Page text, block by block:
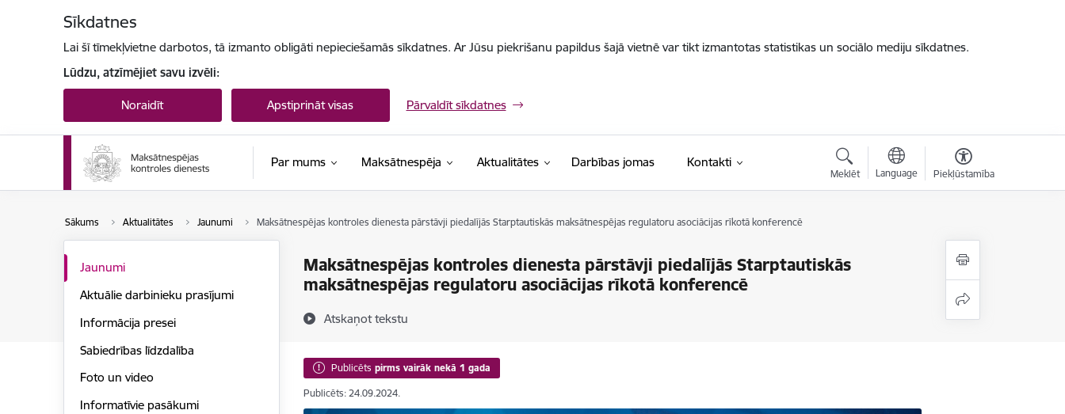
Sīkdatnes
Lai šī tīmekļvietne darbotos, tā izmanto obligāti nepieciešamās sīkdatnes. Ar Jūsu piekrišanu papildus šajā vietnē var tikt izmantotas statistikas un sociālo mediju sīkdatnes.
Lūdzu, atzīmējiet savu izvēli:
Noraidīt Apstiprināt visas Pārvaldīt sīkdatnes
Par mums Maksātnespēja Aktualitātes Darbības jomas Kontakti
Meklēt Language Piekļūstamība
Sākums Aktualitātes Jaunumi Maksātnespējas kontroles dienesta pārstāvji piedalījās Starptautiskās maksātnespējas regulatoru asociācijas rīkotā konferencē
Maksātnespējas kontroles dienesta pārstāvji piedalījās Starptautiskās
maksātnespējas regulatoru asociācijas rīkotā konferencē
Atskaņot tekstu
Jaunumi
Aktuālie darbinieku prasījumi
Informācija presei
Sabiedrības līdzdalība
Foto un video
Informatīvie pasākumi
Publicēts pirms vairāk nekā 1 gada
Publicēts: 24.09.2024.